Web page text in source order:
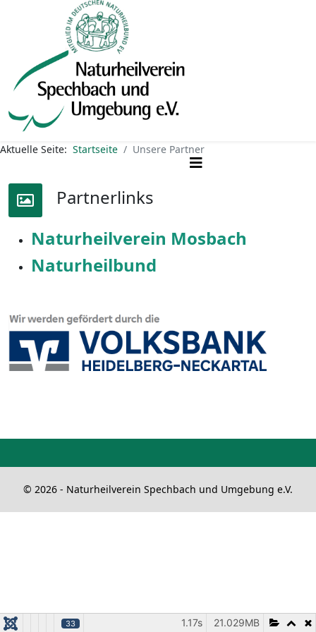
Aktuelle Seite: Startseite Unsere Partner
Partnerlinks
Naturheilverein Mosbach
Naturheilbund
© 2026 - Naturheilverein Spechbach und Umgebung e.V.
33 21.029MB
1.17s